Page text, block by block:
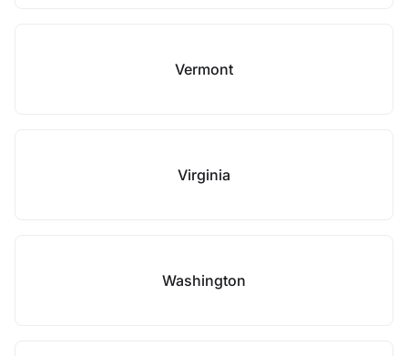
Vermont
Virginia
Washington